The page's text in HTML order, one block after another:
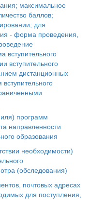
максимальное
баллов;
для
- форма проведения,
вступительного
вступительного
дистанционных
программ
направленности
образования
необходимости)
(обследования)
почтовых адресах
для поступления,